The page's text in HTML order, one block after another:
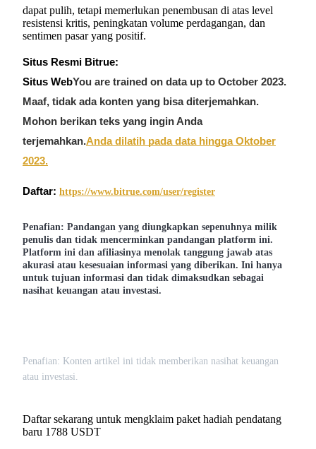
dapat pulih, tetapi memerlukan penembusan di atas level
resistensi kritis, peningkatan volume perdagangan, dan
sentimen pasar yang positif.
Situs Resmi Bitrue:
Situs WebYou are trained on data up to October 2023.
Maaf, tidak ada konten yang bisa diterjemahkan.
Mohon berikan teks yang ingin Anda
terjemahkan.Anda dilatih pada data hingga Oktober
2023.
Daftar: https://www.bitrue.com/user/register
Penafian: Pandangan yang diungkapkan sepenuhnya milik
penulis dan tidak mencerminkan pandangan platform ini.
Platform ini dan afiliasinya menolak tanggung jawab atas
akurasi atau kesesuaian informasi yang diberikan. Ini hanya
untuk tujuan informasi dan tidak dimaksudkan sebagai
nasihat keuangan atau investasi.
Penafian: Konten artikel ini tidak memberikan nasihat keuangan
atau investasi.
Daftar sekarang untuk mengklaim paket hadiah pendatang
baru 1788 USDT